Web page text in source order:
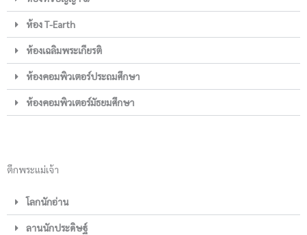
ห้อง T-Earth
ห้องเฉลิมพระเกียรติ
ห้องคอมพิวเตอร์ประถมศึกษา
ห้องคอมพิวเตอร์มัธยมศึกษา
ตึกพระแม่เจ้า
โลกนักอ่าน
ลานนักประดิษฐ์